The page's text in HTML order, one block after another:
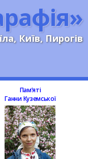
Київ, Пирогів
Памʼяті
Ганни Куземської